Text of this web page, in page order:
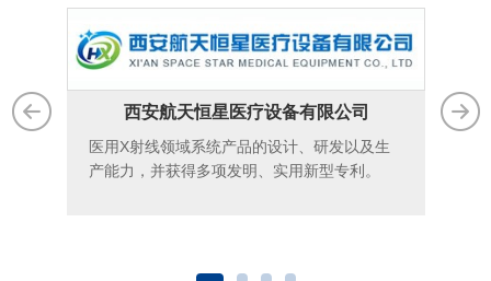
西安航天恒星医疗设备有限公司
医用X射线领域系统产品的设计、研发以及生
产能力，并获得多项发明、实用新型专利。